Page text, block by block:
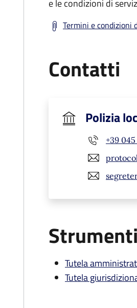
e le condizioni di
Termini e condizioni
Contatti
Polizia
+39
Tutela
Tutela